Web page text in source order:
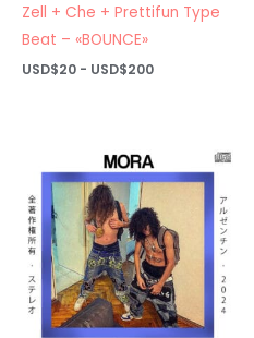
Zell + Che + Prettifun Type
Beat – «BOUNCE»
USD$20 - USD$200Rango
USD$200